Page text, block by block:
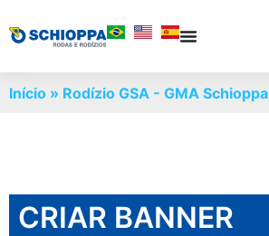
Início » Rodízio GSA - GMA Schioppa
CRIAR BANNER